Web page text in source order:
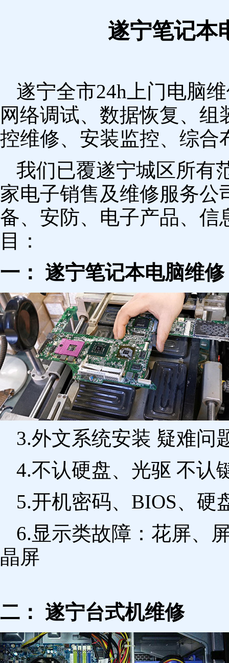
遂宁笔记本
遂宁全市24h上门电脑
网络调试、数据恢复、
控维修、安装监控、综合
我们已覆遂宁城区所有
家电子销售及维修服务公
备、安防、电子产品、信
目：
一： 遂宁笔记本电脑维修
3.外文系统安装 疑难问
4.不认硬盘、光驱 不认
5.开机密码、BIOS、硬
6.显示类故障：花屏、
晶屏
二： 遂宁台式机维修